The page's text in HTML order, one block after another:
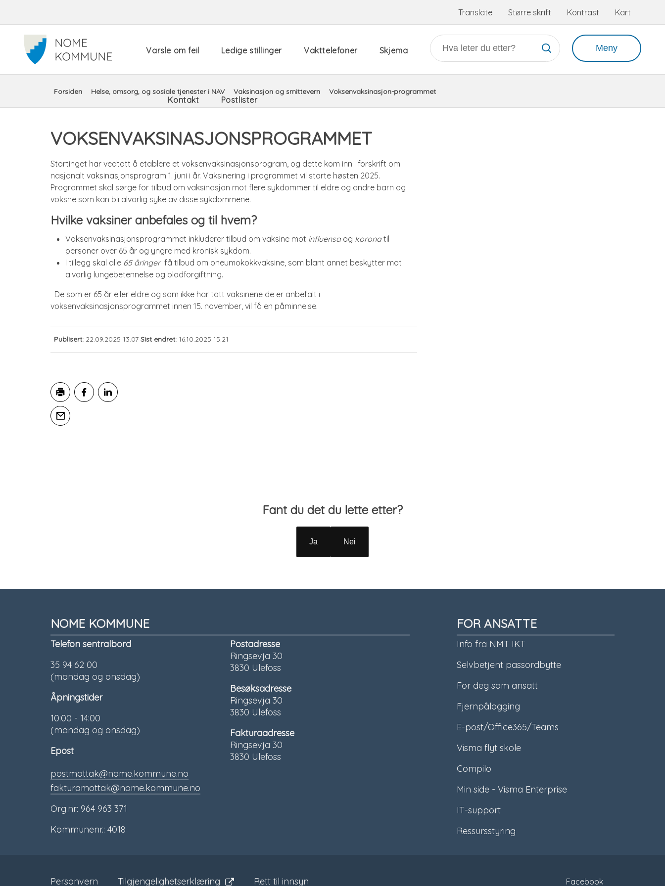
Tilgjengelighetsmeny
Translate Større skrift Kontrast Kart
Varsle om feil Ledige stillinger Vakttelefoner Skjema
Kontakt Postlister
Meny
Du
her:
Forsiden Helse, omsorg, og sosiale tjenester i NAV Vaksinasjon og smittevern Voksenvaksinasjon-programmet
VOKSENVAKSINASJONSPROGRAMMET
Stortinget har vedtatt å etablere et voksenvaksinasjonsprogram, og dette kom inn i forskrift om
nasjonalt vaksinasjonsprogram 1. juni i år. Vaksinering i programmet vil starte høsten 2025.
Programmet skal sørge for tilbud om vaksinasjon mot flere sykdommer til eldre og andre barn og
voksne som kan bli alvorlig syke av disse sykdommene.
Hvilke vaksiner anbefales og til hvem?
Voksenvaksinasjonsprogrammet inkluderer tilbud om vaksine mot influensaog koronatil
personer over 65 år og yngre med kronisk sykdom.
I tillegg skal alle 65 åringerfå tilbud om pneumokokkvaksine, som blant annet beskytter mot
alvorlig lungebetennelse og blodforgiftning.
De som er 65 år eller eldre og som ikke har tatt vaksinene de er anbefalt i
voksenvaksinasjonsprogrammet innen 15. november, vil få en påminnelse.
Publisert 22.09.2025 13.07 Sist endret 16.10.2025 15.21
Skriv ut
Fant du det du lette etter?
Ja Nei
NOME KOMMUNE
Telefon sentralbord
35 94 62 00
(mandag og onsdag)
Åpningstider
10:00 - 14:00
(mandag og onsdag)
Epost
postmottak@nome.kommune.no
fakturamottak@nome.kommune.no
Org.nr: 964 963 371
Kommunenr.: 4018
Postadresse
Ringsevja 30
3830 Ulefoss
Besøksadresse
Ringsevja 30
3830 Ulefoss
Fakturaadresse
Ringsevja 30
3830 Ulefoss
FOR ANSATTE
Info fra NMT IKT
Selvbetjent passordbytte
For deg som ansatt
Fjernpålogging
E-post/Office365/Teams
Visma flyt skole
Compilo
Min side - Visma Enterprise
IT-support
Ressursstyring
Personvern Tilgjengelighetserklæring Rett til innsyn Facebook